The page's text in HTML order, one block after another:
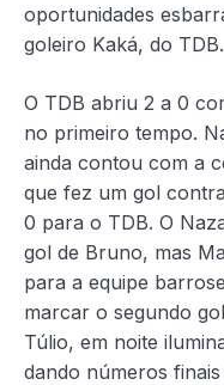
oportunidades
goleiro Kaká, do TDB.
O TDB abriu 2 a 0
no primeiro tempo.
ainda contou com a
que fez um gol
0 para o TDB. O
gol de Bruno, mas
para a equipe
marcar o segundo
Túlio, em noite
dando números